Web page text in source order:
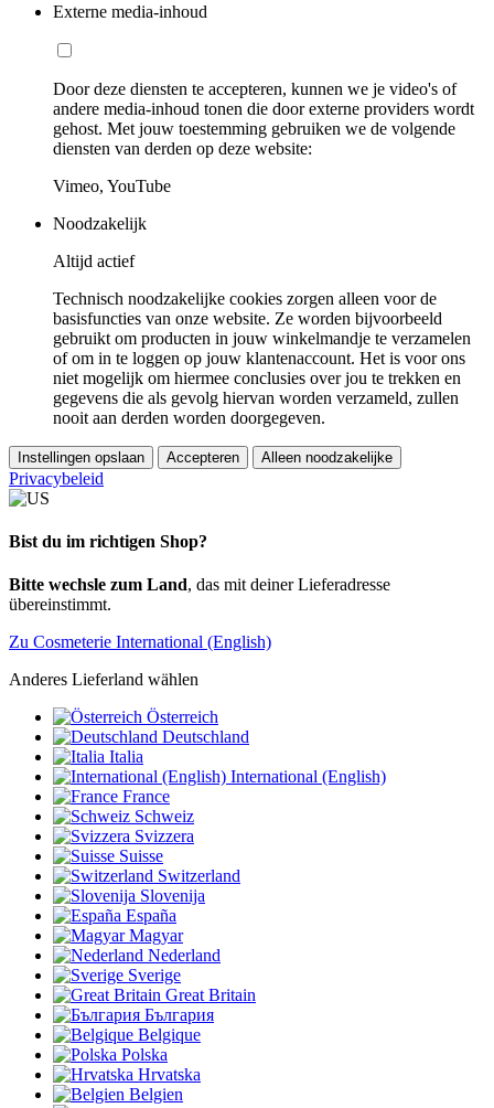
Externe media-inhoud
Door deze diensten te accepteren, kunnen we je video's of
andere media-inhoud tonen die door externe providers wordt
gehost. Met jouw toestemming gebruiken we de volgende
diensten van derden op deze website:
Vimeo, YouTube
Noodzakelijk
Altijd actief
Technisch noodzakelijke cookies zorgen alleen voor de
basisfuncties van onze website. Ze worden bijvoorbeeld
gebruikt om producten in jouw winkelmandje te verzamelen
of om in te loggen op jouw klantenaccount. Het is voor ons
niet mogelijk om hiermee conclusies over jou te trekken en
gegevens die als gevolg hiervan worden verzameld, zullen
nooit aan derden worden doorgegeven.
Instellingen opslaan Accepteren Alleen noodzakelijke
Privacybeleid
Bist du im richtigen Shop?
Bitte wechsle zum Land, das mit deiner Lieferadresse
übereinstimmt.
Zu Cosmeterie International (English)
Anderes Lieferland wählen
Österreich
Deutschland
Italia
International (English)
France
Schweiz
Svizzera
Suisse
Switzerland
Slovenija
España
Magyar
Nederland
Sverige
Great Britain
България
Belgique
Polska
Hrvatska
Belgien